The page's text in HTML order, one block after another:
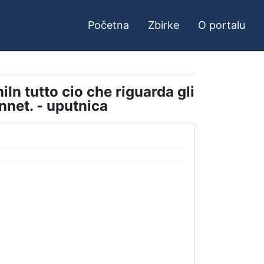
Početna Zbirke O portalu
tutto cio che riguarda gli
- uputnica